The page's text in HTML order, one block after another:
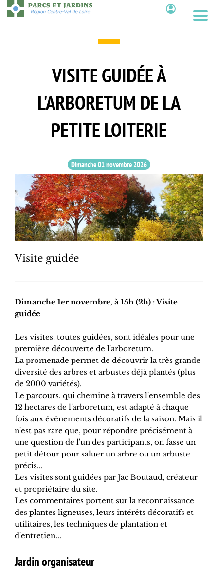
Aller
au
VISITE GUIDÉE À
L'ARBORETUM DE LA
PETITE LOITERIE
Dimanche 01 novembre 2026
Visite guidée
Dimanche 1er novembre, à 15h (2h) : Visite
guidée
Les visites, toutes guidées, sont idéales pour une
première découverte de l'arboretum.
La promenade permet de découvrir la très grande
diversité des arbres et arbustes déjà plantés (plus
de 2000 variétés).
Le parcours, qui chemine à travers l'ensemble des
12 hectares de l'arboretum, est adapté à chaque
fois aux évènements décoratifs de la saison. Mais il
n'est pas rare que, pour répondre précisément à
une question de l'un des participants, on fasse un
petit détour pour saluer un arbre ou un arbuste
précis...
Les visites sont guidées par Jac Boutaud, créateur
et propriétaire du site.
Les commentaires portent sur la reconnaissance
des plantes ligneuses, leurs intérêts décoratifs et
utilitaires, les techniques de plantation et
d'entretien...
Jardin organisateur